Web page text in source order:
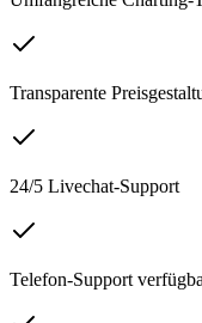
Transparente
24/5 Livechat-Support
Telefon-Support